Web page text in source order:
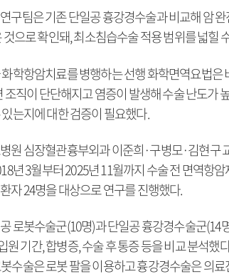
구팀은 기존 단일공 흉강경수술과 비교해 암
으로 확인돼, 최소침습수술 적용 범위를 넓힐
학항암치료를 병행하는 선행 화학면역요법
조직이 단단해지고 염증이 발생해 수술 난도가
는지에 대한 검증이 필요했다.
원 심장혈관흉부외과 이준희·구병모·김현구
년 3월부터 2025년 11월까지 수술 전 면역항
자 24명을 대상으로 연구를 진행했다.
로봇수술군(10명)과 단일공 흉강경수술군(14
원 기간, 합병증, 수술 후 통증 등을 비교 분석
수술은 로봇 팔을 이용하고 흉강경수술은 의